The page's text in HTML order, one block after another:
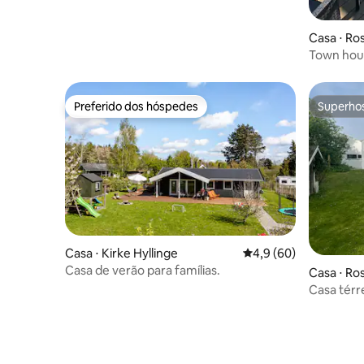
Casa ⋅
Town
Preferido dos hóspedes
Preferido dos hóspedes
Casa ⋅ Kirke Hyllinge 4,9 de uma avaliação
4,9 (60)
Casa de verão para famílias.
Casa ⋅
Casa